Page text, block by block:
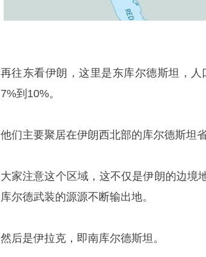
再往东看伊朗，这里是东库尔德斯坦，
7%到10%。
他们主要聚居在伊朗西北部的库尔德斯坦
大家注意这个区域，这不仅是伊朗的边境
库尔德武装的源源不断输出地。
然后是伊拉克，即南库尔德斯坦。